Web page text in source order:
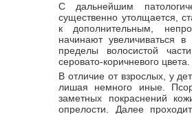
С дальнейшим
существенно утолщается,
к дополнительным,
начинают увеличиваться
пределы волосистой
серовато-коричневого цвета.
В отличие от взрослых, у
лишая немного иные.
заметных покраснений
опрелости. Далее